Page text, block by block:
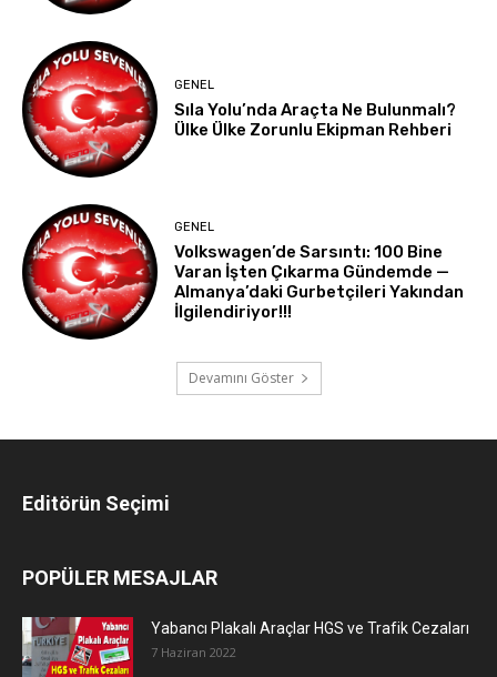
GENEL
Sıla Yolu’nda Araçta Ne Bulunmalı?
Ülke Ülke Zorunlu Ekipman Rehberi
GENEL
Volkswagen’de Sarsıntı: 100 Bine
Varan İşten Çıkarma Gündemde —
Almanya’daki Gurbetçileri Yakından
İlgilendiriyor!!!
Devamını Göster
Editörün Seçimi
POPÜLER MESAJLAR
Yabancı Plakalı Araçlar HGS ve Trafik Cezaları
7 Haziran 2022